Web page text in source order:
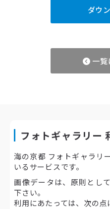
ダウ
一覧
フォトギャラリー
海の京都 フォトギャラリ
いるサービスです。
画像データは、原則とし
下さい。
利用にあたっては、次の点